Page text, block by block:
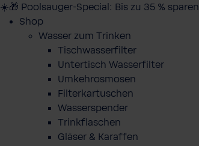
☀️🎁 Poolsauger-Special: Bis zu 35 % sparen
Shop
Wasser zum Trinken
Tischwasserfilter
Untertisch Wasserfilter
Umkehrosmosen
Filterkartuschen
Wasserspender
Trinkflaschen
Gläser & Karaffen